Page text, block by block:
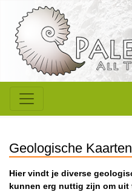
Geologische Kaarten
Hier vindt je diverse
kunnen erg nuttig zijn om